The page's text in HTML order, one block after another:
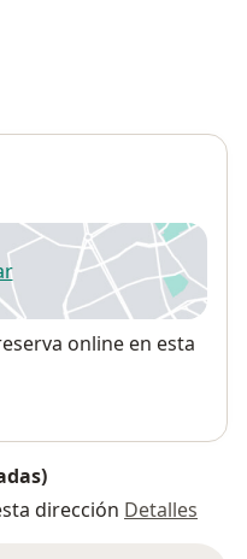
en una nueva
online en esta
dirección Detalles